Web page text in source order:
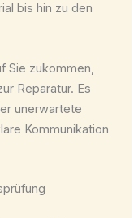
bis hin zu den
Sie zukommen,
Reparatur. Es
unerwartete
Kommunikation